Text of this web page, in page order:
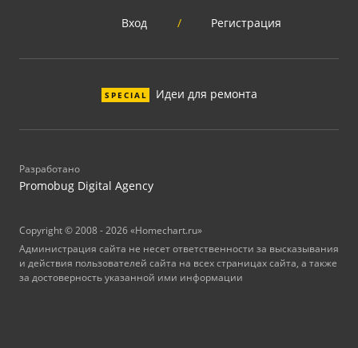
Вход / Регистрация
SPECIAL Идеи для ремонта
Разработано
Promobug Digital Agency
Copyright © 2008 - 2026 «Homechart.ru»
Администрация сайта не несет ответственности за высказывания
и действия пользователей сайта на всех страницах сайта, а также
за достоверность указанной ими информации